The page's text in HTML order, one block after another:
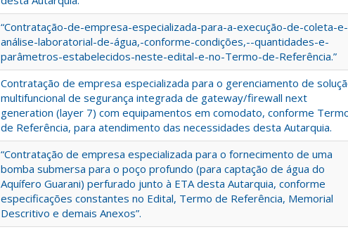
“Contratação-de-empresa-especializada-para-a-execução-de-coleta-e-
análise-laboratorial-de-água,-conforme-condições,--quantidades-e-
parâmetros-estabelecidos-neste-edital-e-no-Termo-de-Referência.”
Contratação de empresa especializada para o gerenciamento de
multifuncional de segurança integrada de gateway/firewall next
generation (layer 7) com equipamentos em comodato, conforme
de Referência, para atendimento das necessidades desta Autarquia.
“Contratação de empresa especializada para o fornecimento de uma
bomba submersa para o poço profundo (para captação de água do
Aquífero Guarani) perfurado junto à ETA desta Autarquia, conforme
especificações constantes no Edital, Termo de Referência, Memorial
Descritivo e demais Anexos”.